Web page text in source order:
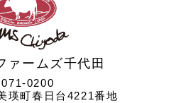
ァームズ千代田
071-0200
瑛町春日台4221番地